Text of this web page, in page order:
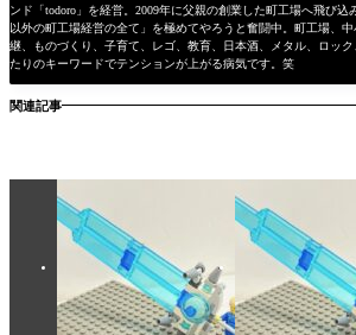
ンド「todoro」を経営。2009年に父親の創業した町工場へ飛び込
以外の町工場経営の全て」を極めてやろうと奮闘中。町工場、
継、ものづくり、子育て、レゴ、教育、日本酒、メタル、ロッ
たりのキーワードでテンションが上がる病気です。笑
関連記事